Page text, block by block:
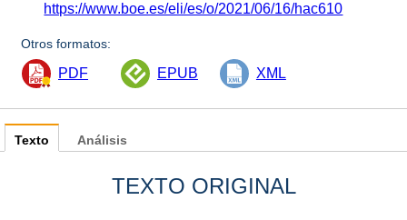
https://www.boe.es/eli/es/o/2021/06/16/hac610
Otros formatos:
PDF EPUB XML
Texto
TEXTO ORIGINAL
Análisis